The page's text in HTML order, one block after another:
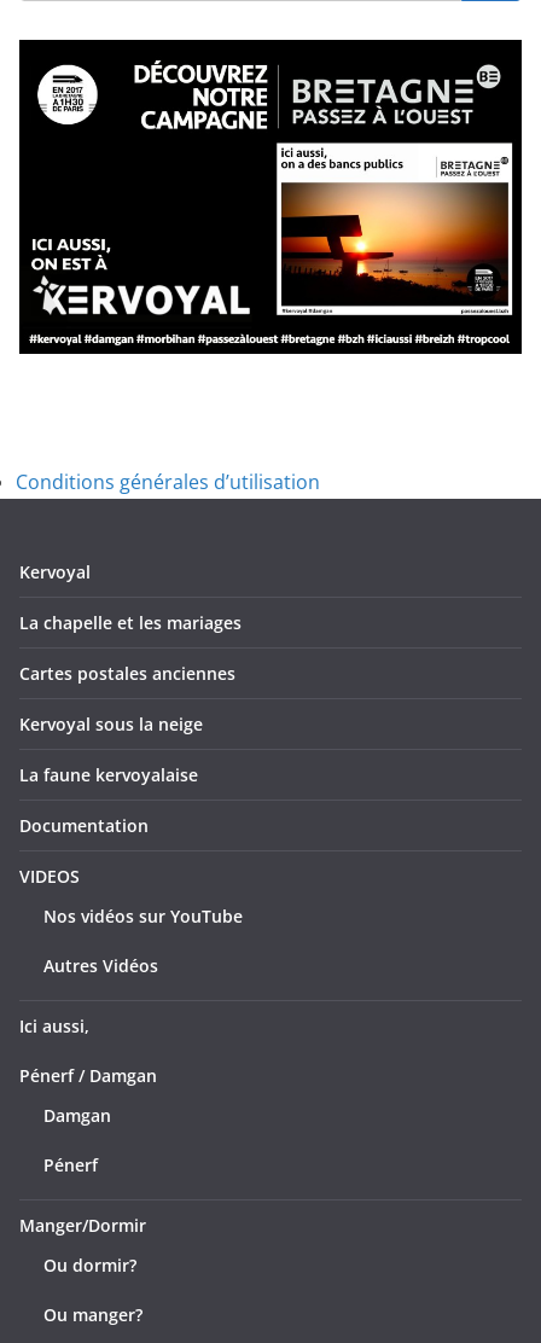
Conditions générales d’utilisation
Kervoyal
La chapelle et les mariages
Cartes postales anciennes
Kervoyal sous la neige
La faune kervoyalaise
Documentation
VIDEOS
Nos vidéos sur YouTube
Autres Vidéos
Ici aussi,
Pénerf / Damgan
Damgan
Pénerf
Manger/Dormir
Ou dormir?
Ou manger?